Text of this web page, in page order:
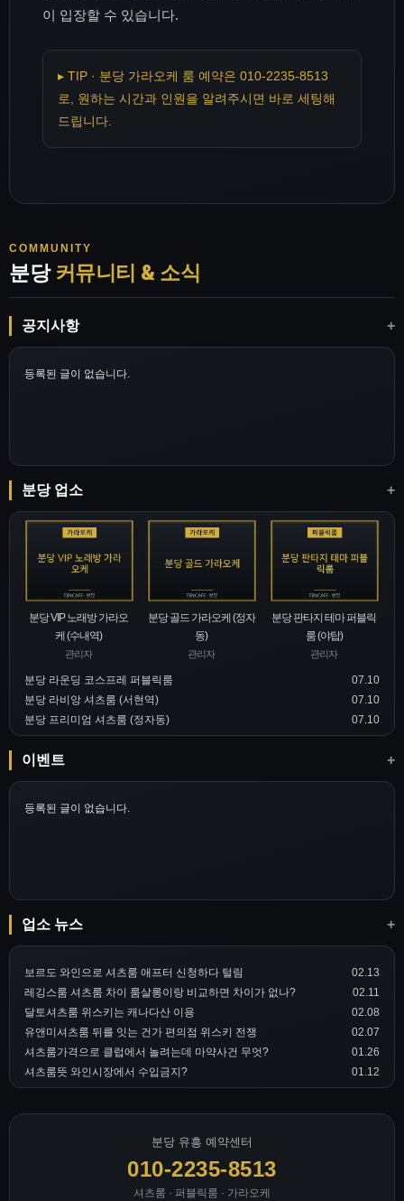
이 입장할 수 있습니다.
▸ TIP · 분당 가라오케 룸 예약은 010-2235-8513
로, 원하는 시간과 인원을 알려주시면 바로 세팅해
드립니다.
COMMUNITY
분당 커뮤니티 & 소식
공지사항 +
등록된 글이 없습니다.
분당 업소 +
분당 VIP 노래방 가라오
케 (수내역)
관리자
분당 골드 가라오케 (정자
동)
관리자
분당 판타지 테마 퍼블릭
룸 (야탑)
관리자
07.10
분당 라운딩 코스프레 퍼블릭룸
07.10
분당 라비앙 셔츠룸 (서현역)
07.10
분당 프리미엄 셔츠룸 (정자동)
이벤트 +
등록된 글이 없습니다.
업소 뉴스 +
02.13
보르도 와인으로 셔츠룸 애프터 신청하다 털림
02.11
레깅스룸 셔츠룸 차이 룸살롱이랑 비교하면 차이가 없나?
02.08
달토셔츠룸 위스키는 캐나다산 이용
02.07
유앤미셔츠룸 뒤를 잇는 건가 편의점 위스키 전쟁
01.26
셔츠룸가격으로 클럽에서 놀려는데 마약사건 무엇?
01.12
셔츠룸뜻 와인시장에서 수입금지?
분당 유흥 예약센터
010-2235-8513
셔츠룸 · 퍼블릭룸 · 가라오케